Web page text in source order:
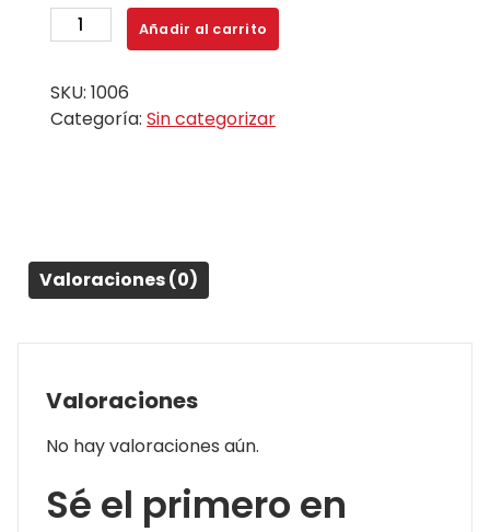
CARGADOR
MOTOROLA
BOLSA
ORIGINAL
Añadir al carrito
SKU: 1006
Categoría: Sin categorizar
Valoraciones (0)
Valoraciones
No hay valoraciones aún.
Sé el primero en